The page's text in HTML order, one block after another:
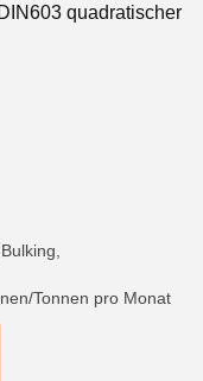
quadratischer
Tonnen pro Monat